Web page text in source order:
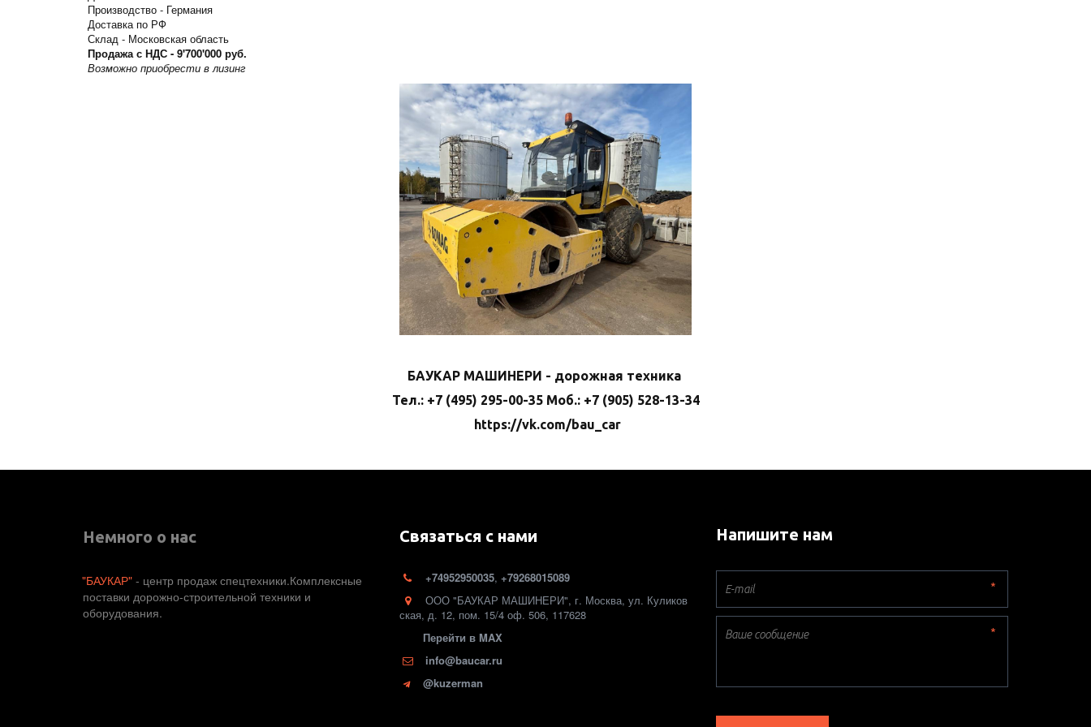
Производство - Германия
Доставка по РФ
Склад - Московская область
Продажа с НДС - 9'700'000 руб.
Возможно приобрести в лизинг
БАУКАР МАШИНЕРИ - дорожная техника
Тел.: +7 (495) 295-00-35 Моб.: +7 (905) 528-13-34
https://vk.com/bau_car
Немного о нас
"БАУКАР" - центр продаж спецтехники.Комплексные
поставки дорожно-строительной техники и
оборудования.
Связаться с нами
+74952950035, +79268015089
ООО "БАУКАР МАШИНЕРИ", г. Москва, ул. Куликов
ская, д. 12, пом. 15/4 оф. 506, 117628
Перейти в MAX
info@baucar.ru
@kuzerman
Напишите нам
*
*